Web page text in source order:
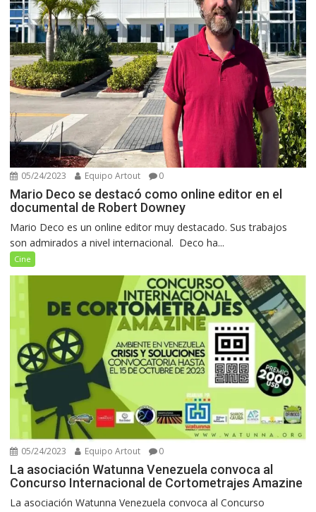
05/24/2023 Equipo Artout 0
Mario Deco se destacó como online editor en el
documental de Robert Downey
Mario Deco es un online editor muy destacado. Sus trabajos
son admirados a nivel internacional. Deco ha...
Cine
05/24/2023 Equipo Artout 0
La asociación Watunna Venezuela convoca al
Concurso Internacional de Cortometrajes Amazine
La asociación Watunna Venezuela convoca al Concurso